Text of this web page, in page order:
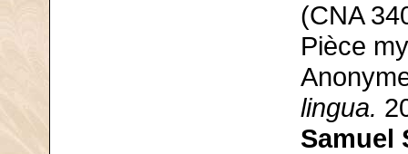
(CNA
Pièce
lingua.
Samuel